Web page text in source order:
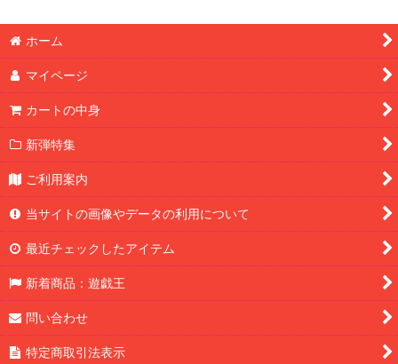
ホーム
マイページ
カートの中身
新弾特集
ご利用案内
当サイトの画像やデータの利用について
最近チェックしたアイテム
新着商品：遊戯王
問い合わせ
特定商取引法表示